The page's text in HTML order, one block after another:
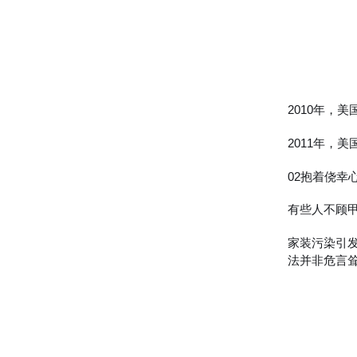
2010年，美
2011年，美
02抱着侥幸
有些人不顾
家装污染引
法并非危言耸